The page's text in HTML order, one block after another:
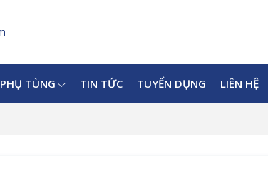
PHỤ TÙNG TIN TỨC TUYỂN DỤNG LIÊN HỆ